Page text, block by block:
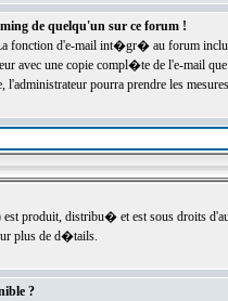
de quelqu'un sur ce forum !
fonction d'e-mail int�gr� au forum inclut
avec une copie compl�te de l'e-mail
pourra prendre les
produit, distribu� et est sous droits
plus de d�tails.
?